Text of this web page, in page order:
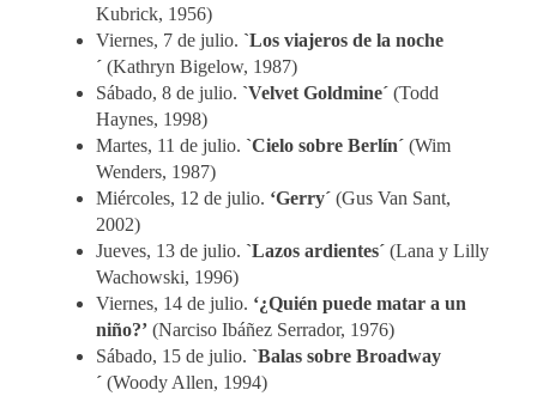
Kubrick, 1956)
Viernes, 7 de julio. `Los viajeros de la noche
´ (Kathryn Bigelow, 1987)
Sábado, 8 de julio. `Velvet Goldmine´ (Todd
Haynes, 1998)
Martes, 11 de julio. `Cielo sobre Berlín´ (Wim
Wenders, 1987)
Miércoles, 12 de julio. ‘Gerry´ (Gus Van Sant,
2002)
Jueves, 13 de julio. `Lazos ardientes´ (Lana y Lilly
Wachowski, 1996)
Viernes, 14 de julio. ‘¿Quién puede matar a un
niño?’ (Narciso Ibáñez Serrador, 1976)
Sábado, 15 de julio. `Balas sobre Broadway
´ (Woody Allen, 1994)